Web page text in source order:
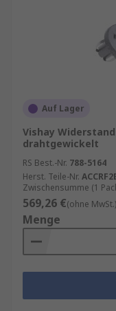
Auf Lager
Vishay
drahtgewickelt
RS Best.-Nr. 788-5164
Herst. Teile-Nr.
Zwischensumme (1
569,26 €(ohne MwSt.)
Menge